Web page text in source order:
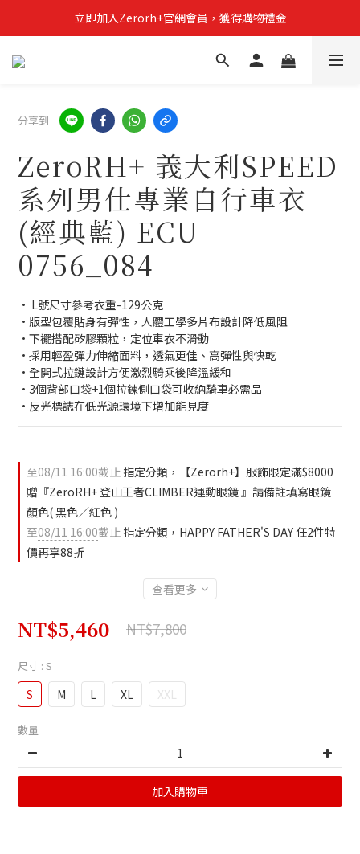
立即加入Zerorh+官網會員，獲得購物禮金
立即加入Zerorh+官網會員，獲得購物禮金
Zerorh+期間限定優惠全館滿15000折1500滿20000折2500
分享到
ZeroRH+ 義大利SPEED
系列男仕專業自行車衣
(經典藍) ECU
0756_084
• L號尺寸參考衣重-129公克
•版型包覆貼身有彈性，人體工學多片布設計降低風阻
•下襬搭配矽膠顆粒，定位車衣不滑動
•採用輕盈彈力伸縮面料，透氣更佳、高彈性與快乾
•全開式拉鏈設計方便激烈騎乘後降溫緩和
•3個背部口袋+1個拉鍊側口袋可收納騎車必需品
•反光標誌在低光源環境下增加能見度
至08/11 16:00截止 指定分類，【Zerorh+】服飾限定滿$8000
贈『ZeroRH+ 登山王者CLIMBER運動眼鏡 』請備註填寫眼鏡
顏色( 黑色／紅色 )
至08/11 16:00截止 指定分類，HAPPY FATHER'S DAY 任2件特
價再享88折
查看更多
NT$5,460 NT$7,800
尺寸 : S
S M L XL XXL
數量
加入購物車